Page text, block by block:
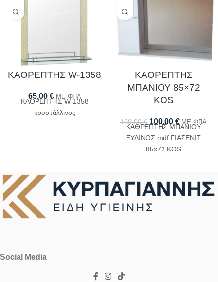
ΚΑΘΡΕΠΤΗΣ W-1358
65,00 € ΜΕ ΦΠΑ
ΚΑΘΡΕΠΤΗΣ W-1358
κρυστάλλινος
ΚΑΘΡΕΠΤΗΣ
ΜΠΑΝΙΟΥ 85×72
KOS
120,00€ 100,00 € ΜΕ ΦΠΑ
ΚΑΘΡΕΠΤΗΣ ΜΠΑΝΙΟΥ
ΞΥΛΙΝΟΣ mdf ΓΙΑΣΕΝΙΤ
85x72 KOS
Social Media